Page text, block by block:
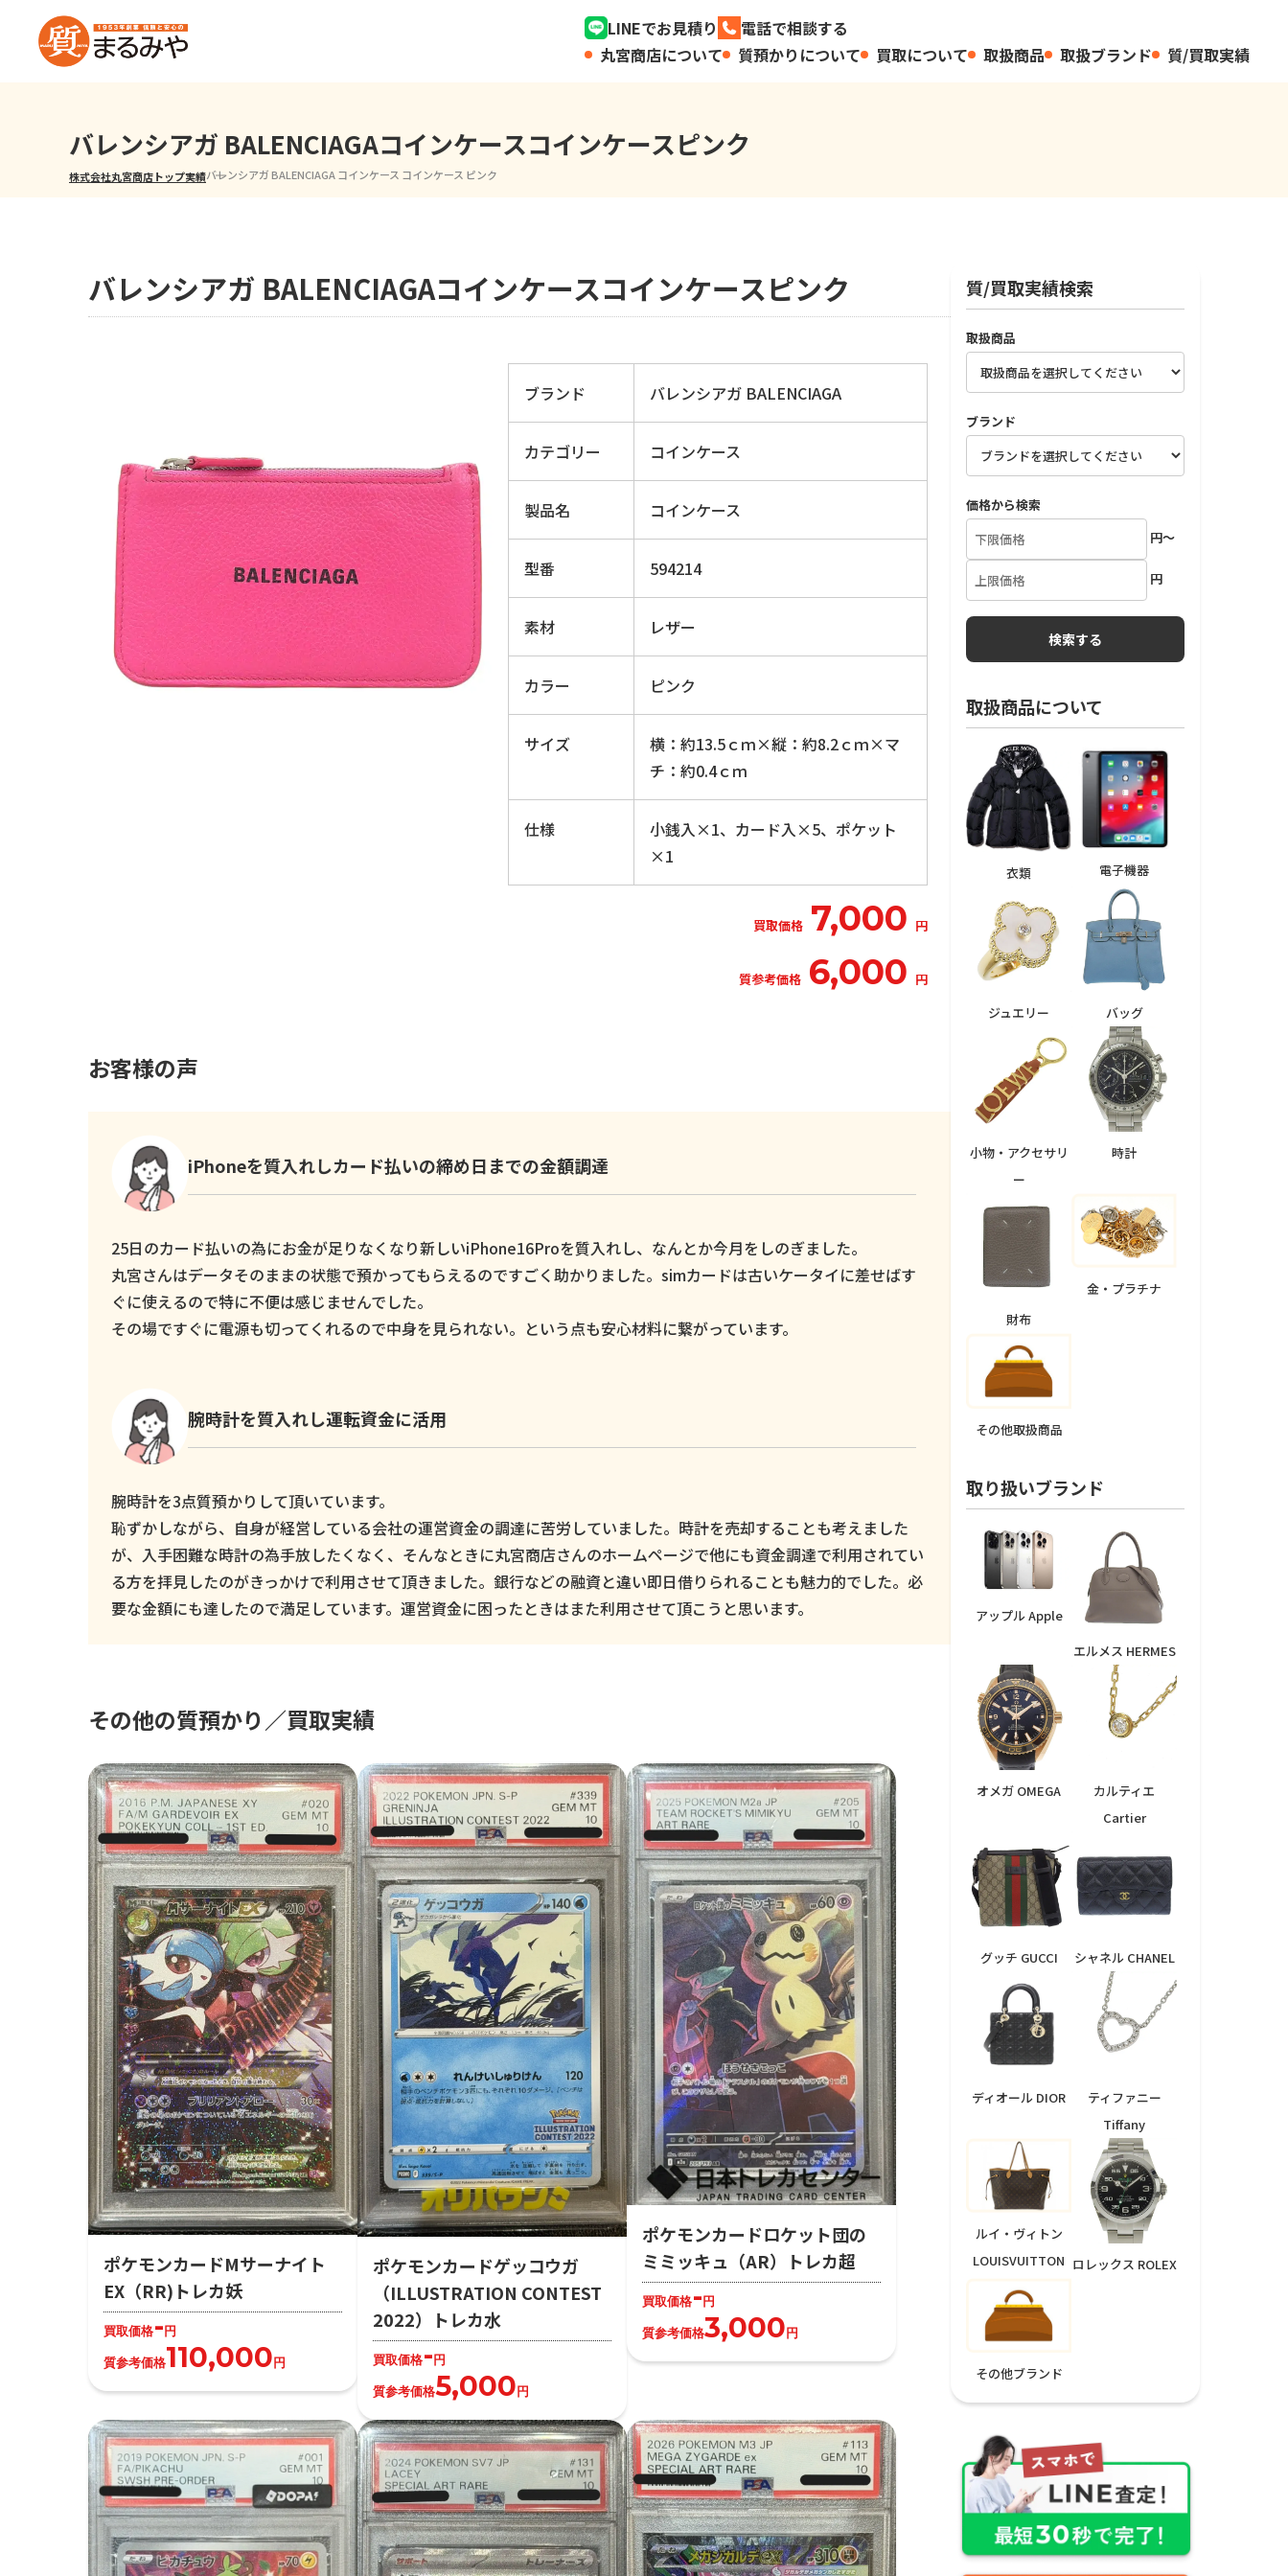
LINEでお見積り
電話で相談する
丸宮商店について
質預かりについて 買取について 取扱商品 取扱ブランド 質/買取実績
バレンシアガ BALENCIAGAコインケースコインケースピンク
株式会社丸宮商店トップ⁩実績バレンシアガ BALENCIAGA コインケース コインケース ピンク
バレンシアガ BALENCIAGAコインケースコインケースピンク
ブランド バレンシアガ BALENCIAGA
カテゴリー コインケース
製品名 コインケース
型番 594214
素材 レザー
カラー ピンク
サイズ
横：約13.5ｃｍ×縦：約8.2ｃｍ×マ
チ：約0.4ｃｍ
仕様
小銭入×1、カード入×5、ポケット
×1
買取価格 7,000 円
質参考価格 6,000 円
お客様の声
iPhoneを質入れしカード払いの締め日までの金額調達
25日のカード払いの為にお金が足りなくなり新しいiPhone16Proを質入れし、なんとか今月をしのぎました。
丸宮さんはデータそのままの状態で預かってもらえるのですごく助かりました。simカードは古いケータイに差せばす
ぐに使えるので特に不便は感じませんでした。
その場ですぐに電源も切ってくれるので中身を見られない。という点も安心材料に繋がっています。
腕時計を質入れし運転資金に活用
腕時計を3点質預かりして頂いています。
恥ずかしながら、自身が経営している会社の運営資金の調達に苦労していました。時計を売却することも考えました
が、入手困難な時計の為手放したくなく、そんなときに丸宮商店さんのホームページで他にも資金調達で利用されてい
る方を拝見したのがきっかけで利用させて頂きました。銀行などの融資と違い即日借りられることも魅力的でした。必
要な金額にも達したので満足しています。運営資金に困ったときはまた利用させて頂こうと思います。
その他の質預かり／買取実績
ポケモンカードMサーナイト
EX（RR)トレカ妖
買取価格-円
質参考価格110,000円
ポケモンカードゲッコウガ
（ILLUSTRATION CONTEST
2022）トレカ水
買取価格-円
質参考価格5,000円
ポケモンカードロケット団の
ミミッキュ（AR）トレカ超
買取価格-円
質参考価格3,000円
質/買取実績検索
取扱商品
ブランド
価格から検索
円～
円
取扱商品について
衣類 電子機器
ジュエリー バッグ
小物・アクセサリ
ー
時計
財布
金・プラチナ
その他取扱商品
取り扱いブランド
アップル Apple
エルメス HERMES
オメガ OMEGA
カルティエ
Cartier
グッチ GUCCI シャネル CHANEL
ディオール DIOR
ティファニー
Tiffany
ルイ・ヴィトン
LOUISVUITTON ロレックス ROLEX
その他ブランド